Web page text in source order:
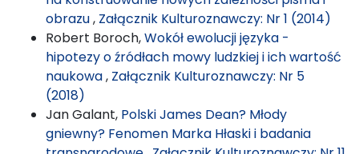
obrazu, Załącznik Kulturoznawczy: Nr 1 (2014)
Robert Boroch,Wokół ewolucji języka -
hipotezy o źródłach mowy ludzkiej i ich wartość
naukowa, Załącznik Kulturoznawczy: Nr 5
(2018)
Jan Galant, Polski James Dean? Młody
gniewny? Fenomen Marka Hłaski i badania